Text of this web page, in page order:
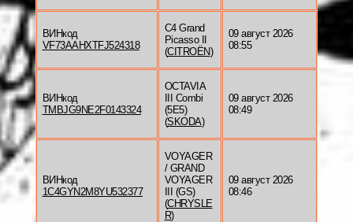
ВИНкод
VF73AAHXTFJ524318
C4 Grand
Picasso II
(CITROËN)
09 август 2026
08:55
ВИНкод
TMBJG9NE2F0143324
OCTAVIA
III Combi
(5E5)
(SKODA)
09 август 2026
08:49
ВИНкод
1C4GYN2M8YU532377
VOYAGER
/ GRAND
VOYAGER
III (GS)
(CHRYSLE
R)
09 август 2026
08:46